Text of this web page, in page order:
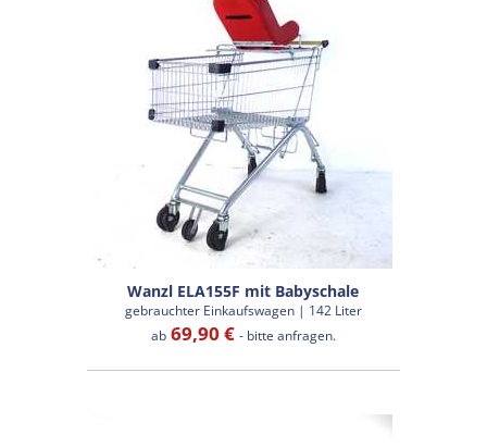
Wanzl ELA155F mit Babyschale
gebrauchter Einkaufswagen | 142 Liter
ab69,90 € - bitte anfragen.